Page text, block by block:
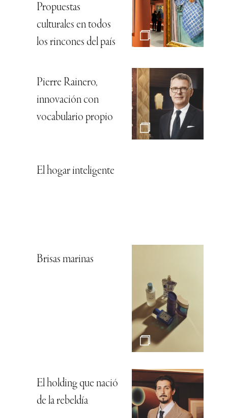
Propuestas
culturales en todos
los rincones del país
Pierre Rainero,
innovación con
vocabulario propio
El hogar inteligente
Brisas marinas
El holding que nació
de la rebeldía